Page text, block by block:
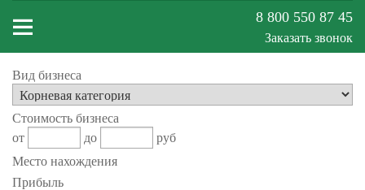
Меню
сайта
8 800 550 87 45
Заказать звонок
Вид бизнеса
Стоимость бизнеса
от
до
руб
Место нахождения
Прибыль